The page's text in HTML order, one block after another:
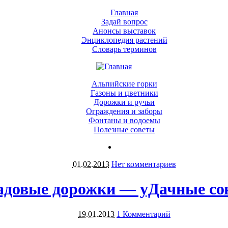
Главная
Задай вопрос
Анонсы выставок
Энциклопедия растений
Словарь терминов
Альпийские горки
Газоны и цветники
Дорожки и ручьи
Ограждения и заборы
Фонтаны и водоемы
Полезные советы
01.02.2013 Нет комментариев
дорожки — уДачные
19.01.2013 1 Комментарий